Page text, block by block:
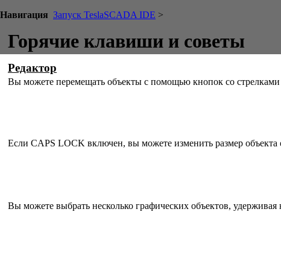
Навигация Запуск TeslaSCADA IDE >
Горячие клавиши и советы
Редактор
Вы можете перемещать объекты с помощью кнопок со
Если CAPS LOCK включен, вы можете изменить размер
Вы можете выбрать несколько графических объектов,